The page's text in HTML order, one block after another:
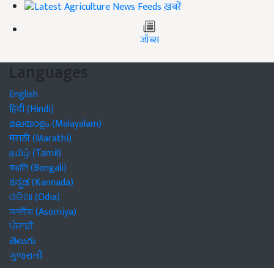
ख़बरें
जॉब्स
Languages
English
हिंदी (Hindi)
മലയാളം (Malayalam)
मराठी (Marathi)
தமிழ் (Tamil)
বাঙালি (Bengali)
ಕನ್ನಡ (Kannada)
ଓଡିଆ (Odia)
অসমীয়া (Asomiya)
ਪੰਜਾਬੀ
తెలుగు
ગુજરાતી